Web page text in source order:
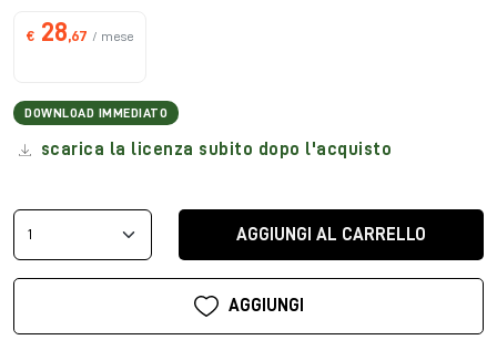
€ 28 ,67 / mese
DOWNLOAD IMMEDIATO
scarica la licenza subito dopo l'acquisto
AGGIUNGI AL CARRELLO
AGGIUNGI